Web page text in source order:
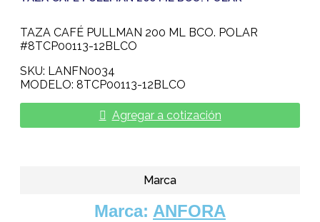
TAZA CAFÉ PULLMAN 200 ML BCO. POLAR
#8TCP00113-12BLCO
SKU: LANFN0034
MODELO: 8TCP00113-12BLCO
Agregar a cotización
Marca
Marca: ANFORA